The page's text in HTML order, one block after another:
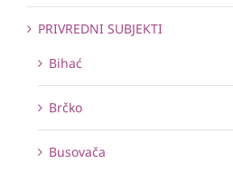
PRIVREDNI SUBJEKTI
Bihać
Brčko
Busovača